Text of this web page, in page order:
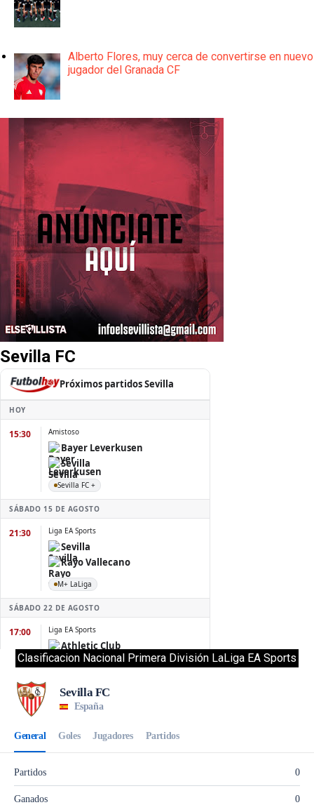
Alberto Flores, muy cerca de convertirse en nuevo
jugador del Granada CF
Sevilla FC
Clasificacion Nacional Primera División LaLiga EA Sports